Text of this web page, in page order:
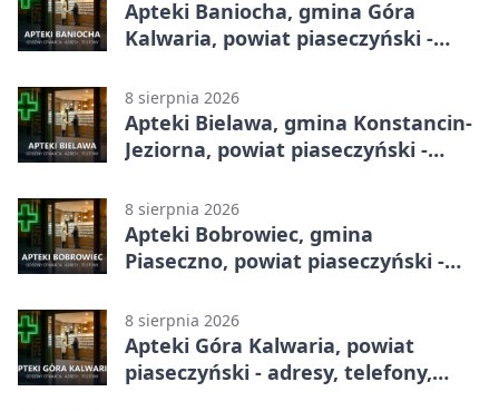
Apteki Baniocha, gmina Góra
Kalwaria, powiat piaseczyński -
8 sierpnia 2026
Apteki Bielawa, gmina Konstancin-
Jeziorna, powiat piaseczyński -
8 sierpnia 2026
Apteki Bobrowiec, gmina
Piaseczno, powiat piaseczyński -
8 sierpnia 2026
Apteki Góra Kalwaria, powiat
piaseczyński - adresy, telefony,